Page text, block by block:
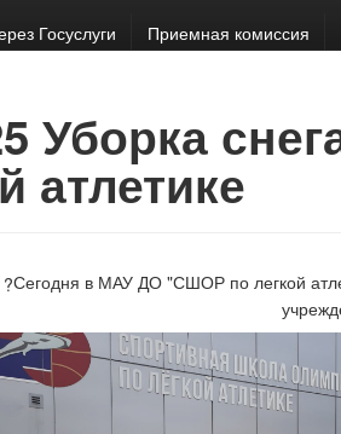
Госуслуги Приемная комиссия
Уборка
атлетике
Сегодня в МАУ ДО "СШОР по легкой